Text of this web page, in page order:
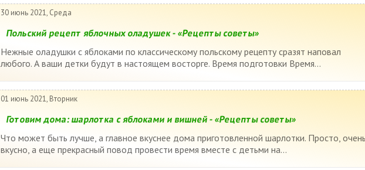
30 июнь 2021, Среда
Польский рецепт яблочных оладушек - «Рецепты советы»
Нежные оладушки с яблоками по классическому польскому рецепту сразят наповал
любого. А ваши детки будут в настоящем восторге. Время подготовки Время...
01 июнь 2021, Вторник
Готовим дома: шарлотка с яблоками и вишней - «Рецепты советы»
Что может быть лучше, а главное вкуснее дома приготовленной шарлотки. Просто, очень
вкусно, а еще прекрасный повод провести время вместе с детьми на...